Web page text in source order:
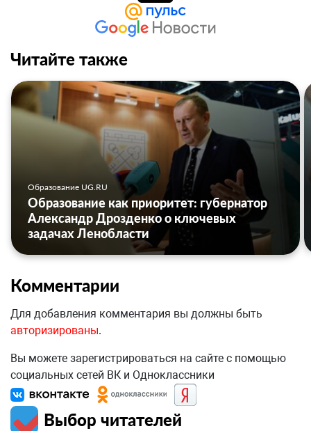
Читайте также
Образование UG.RU
Образование как приоритет: губернатор
Александр Дрозденко о ключевых
задачах Ленобласти
Комментарии
Для добавления комментария вы должны быть
авторизированы.
Вы можете зарегистрироваться на сайте с помощью
социальных сетей ВК и Одноклассники
Выбор читателей